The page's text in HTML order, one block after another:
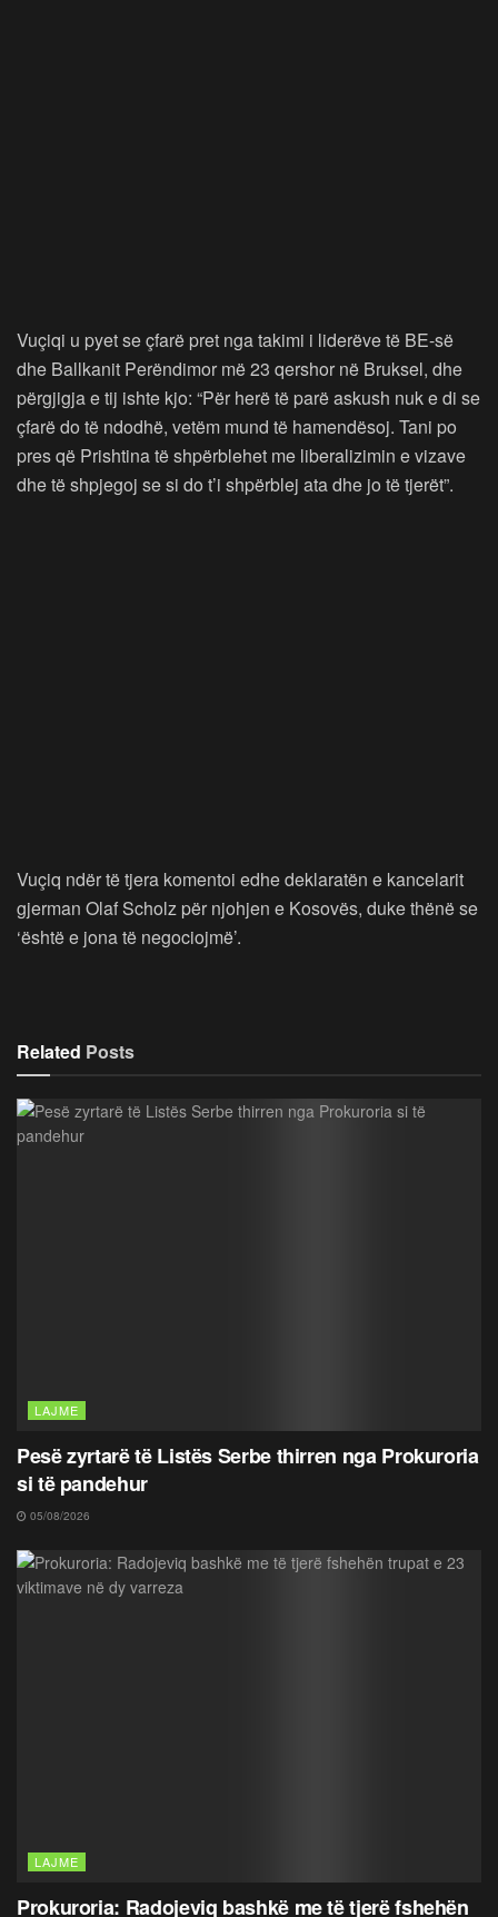
Vuçiqi u pyet se çfarë pret nga takimi i liderëve të BE-së
dhe Ballkanit Perëndimor më 23 qershor në Bruksel, dhe
përgjigja e tij ishte kjo: “Për herë të parë askush nuk e di se
çfarë do të ndodhë, vetëm mund të hamendësoj. Tani po
pres që Prishtina të shpërblehet me liberalizimin e vizave
dhe të shpjegoj se si do t’i shpërblej ata dhe jo të tjerët”.
Vuçiq ndër të tjera komentoi edhe deklaratën e kancelarit
gjerman Olaf Scholz për njohjen e Kosovës, duke thënë se
‘është e jona të negociojmë’.
Related Posts
LAJME
Pesë zyrtarë të Listës Serbe thirren nga Prokuroria
si të pandehur
05/08/2026
LAJME
Prokuroria: Radojeviq bashkë me të tjerë fshehën